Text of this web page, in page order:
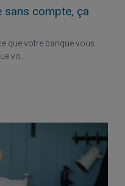
sans compte, ça
que votre banque vous
vo...